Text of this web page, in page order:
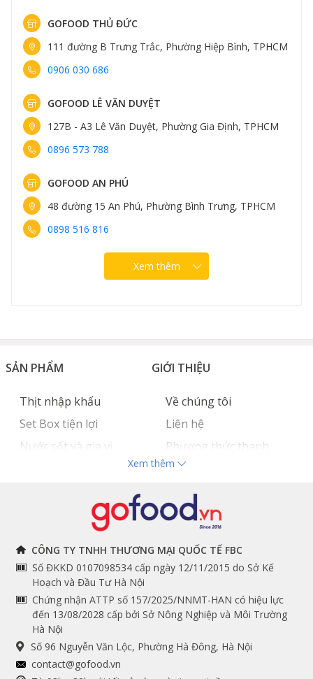
GOFOOD THỦ ĐỨC
111 đường B Trưng Trắc, Phường Hiệp Bình, TPHCM
0906 030 686
GOFOOD LÊ VĂN DUYỆT
127B - A3 Lê Văn Duyệt, Phường Gia Định, TPHCM
0896 573 788
GOFOOD AN PHÚ
48 đường 15 An Phú, Phường Bình Trưng, TPHCM
0898 516 816
Xem thêm
SẢN PHẨM
Thịt nhập khẩu
Set Box tiện lợi
Nước sốt và gia vị
GIỚI THIỆU
Về chúng tôi
Liên hệ
Phương thức thanh
toán
Tuyển dụng
THÔNG TIN
Chính sách và quy định
chung
Hướng dẫn đặt hàng
Cam kết chất lượng
THEO DÕI NGAY
Facebook
Instagram
Youtube
Tiktok
Xem thêm
CÔNG TY TNHH THƯƠNG MẠI QUỐC TẾ FBC
Số ĐKKD 0107098534 cấp ngày 12/11/2015 do Sở Kế
Hoạch và Đầu Tư Hà Nội
Chứng nhận ATTP số 157/2025/NNMT-HAN có hiệu lực
đến 13/08/2028 cấp bởi Sở Nông Nghiệp và Môi Trường
Hà Nội
Số 96 Nguyễn Văn Lộc, Phường Hà Đông, Hà Nội
contact@gofood.vn